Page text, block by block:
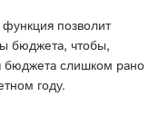
позволит
бюджета, чтобы,
бюджета слишком рано
году.